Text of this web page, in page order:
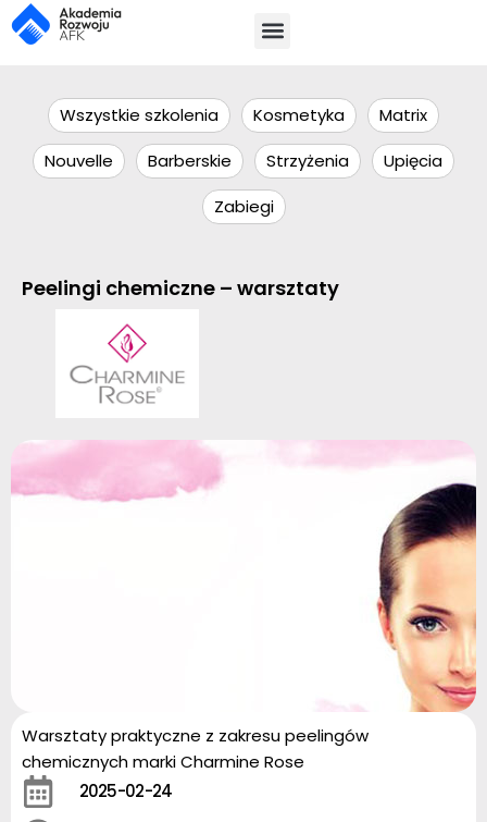
Wszystkie szkolenia Kosmetyka
Matrix
Nouvelle
Barberskie Strzyżenia
Upięcia
Zabiegi
Peelingi chemiczne – warsztaty
Warsztaty praktyczne z zakresu peelingów
chemicznych marki Charmine Rose
2025-02-24